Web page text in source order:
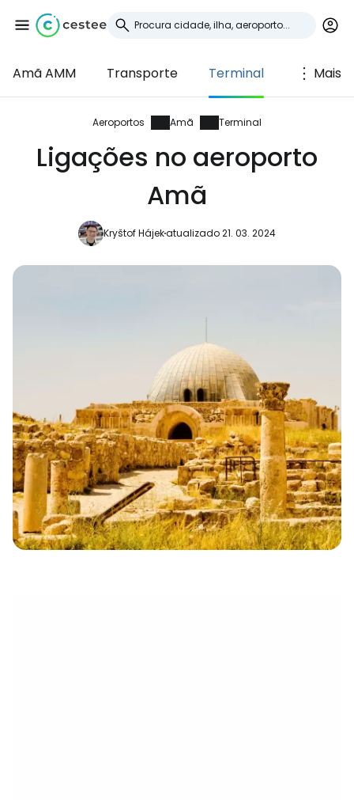
Amã AMM Transporte Terminal Mais
Aeroportos Amã Terminal
Ligações no aeroporto
Amã
Kryštof Hájekatualizado 21. 03. 2024
Iniciar sessão no
Cestee
... a comunidade mundial de viajantes
Continuar com o correio
eletrónico